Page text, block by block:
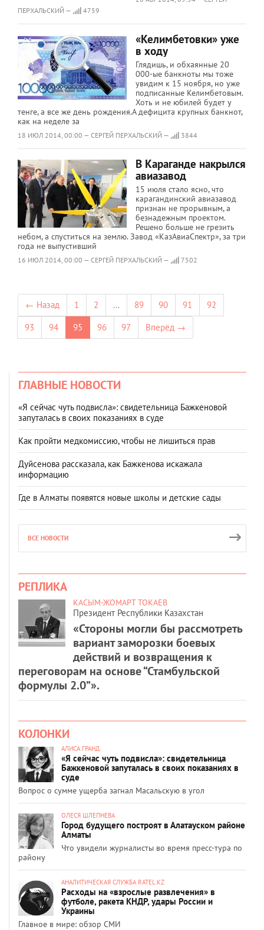
ПЕРХАЛЬСКИЙ —
4759
«Келимбетовки» уже
в ходу
Глядишь, и обхаянные 20
000-ые банкноты мы тоже
увидим к 15 ноября, но уже
подписанные Келимбетовым.
Хоть и не юбилей будет у
тенге, а все же день рождения.А дефицита крупных банкнот,
как на неделе за
18 ИЮЛ 2014, 00:00 — СЕРГЕЙ ПЕРХАЛЬСКИЙ — 3844
В Караганде накрылся
авиазавод
15 июля стало ясно, что
карагандинский авиазавод
признан не прорывным, а
безнадежным проектом.
Решено больше не грезить
небом, а спуститься на землю. Завод «КазАвиаСпектр», за три
года не выпустивший
16 ИЮЛ 2014, 00:00 — СЕРГЕЙ ПЕРХАЛЬСКИЙ — 7502
← Назад 1 2 ... 89 90 91
92
93
94 95 96 97 Вперёд →
ГЛАВНЫЕ НОВОСТИ
«Я сейчас чуть подвисла»: свидетельница Бажкеновой
запуталась в своих показаниях в суде
Как пройти медкомиссию, чтобы не лишиться прав
Дуйсенова рассказала, как Бажкенова искажала
информацию
Где в Алматы появятся новые школы и детские сады
ВСЕ НОВОСТИ
РЕПЛИКА
КАСЫМ-ЖОМАРТ ТОКАЕВ
Президент Республики Казахстан
«Стороны могли бы рассмотреть
вариант заморозки боевых
действий и возвращения к
переговорам на основе “Стамбульской
формулы 2.0”».
КОЛОНКИ
АЛИСА ГРАНД
«Я сейчас чуть подвисла»: свидетельница
Бажкеновой запуталась в своих показаниях в
суде
Вопрос о сумме ущерба загнал Масальскую в угол
ОЛЕСЯ ШЛЕПНЕВА
Город будущего построят в Алатауском районе
Алматы
Что увидели журналисты во время пресс-тура по
району
АНАЛИТИЧЕСКАЯ СЛУЖБА RATEL.KZ
Расходы на «взрослые развлечения» в
футболе, ракета КНДР, удары России и
Украины
Главное в мире: обзор СМИ